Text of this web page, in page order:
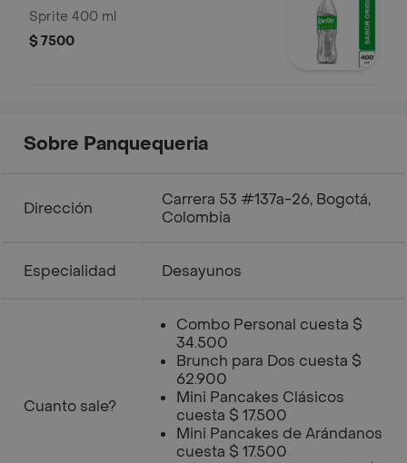
Sprite 400 ml
$ 7500
Sobre Panquequeria
Dirección
Carrera 53 #137a-26, Bogotá,
Colombia
Especialidad Desayunos
Cuanto sale?
Combo Personal cuesta $
34.500
Brunch para Dos cuesta $
62.900
Mini Pancakes Clásicos
cuesta $ 17.500
Mini Pancakes de Arándanos
cuesta $ 17.500